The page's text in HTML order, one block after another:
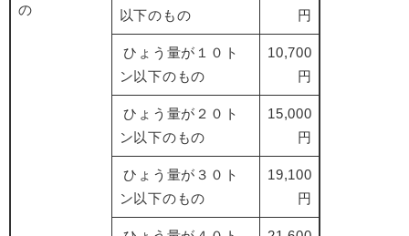
の
以下のもの
円
ひょう量が１０ト
ン以下のもの
10,700
円
ひょう量が２０ト
ン以下のもの
15,000
円
ひょう量が３０ト
ン以下のもの
19,100
円